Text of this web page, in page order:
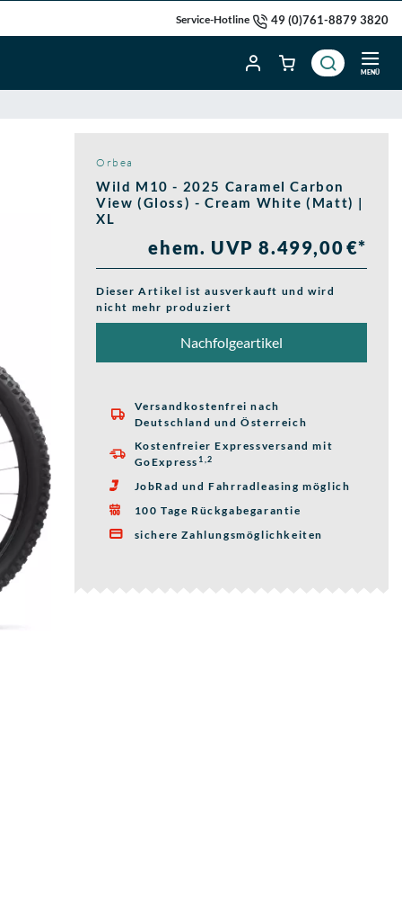
Service-Hotline 49 (0)761-8879 3820
MENÜ
Orbea
Wild M10 - 2025 Caramel Carbon
View (Gloss) - Cream White (Matt) |
XL
ehem. UVP 8.499,00 €*
Dieser Artikel ist ausverkauft und wird
nicht mehr produziert
Nachfolgeartikel

Versandkostenfrei nach
Deutschland und Österreich

Kostenfreier Expressversand mit
GoExpress 1,2
 JobRad und Fahrradleasing möglich
 100 Tage Rückgabegarantie
 sichere Zahlungsmöglichkeiten